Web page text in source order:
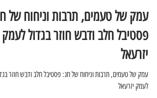
מיכל ברוטפלד
2 במאי
עמק של טעמים, תרבות וניחוח של
פסטיבל חלב ודבש חוזר בגדול לעמק
יזרעאל